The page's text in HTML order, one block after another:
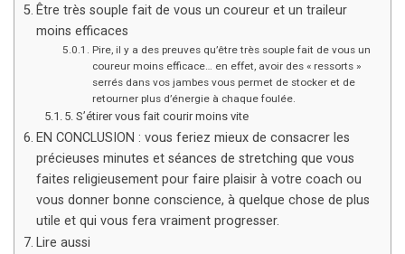
Être très souple fait de vous un coureur et un traileur
moins efficaces
Pire, il y a des preuves qu’être très souple fait de vous un
coureur moins efficace… en effet, avoir des « ressorts »
serrés dans vos jambes vous permet de stocker et de
retourner plus d’énergie à chaque foulée.
5. S’étirer vous fait courir moins vite
EN CONCLUSION : vous feriez mieux de consacrer les
précieuses minutes et séances de stretching que vous
faites religieusement pour faire plaisir à votre coach ou
vous donner bonne conscience, à quelque chose de plus
utile et qui vous fera vraiment progresser.
Lire aussi